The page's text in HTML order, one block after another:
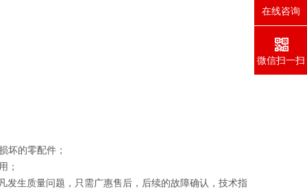
坏的零配件；
；
发生质量问题，只需广惠售后，后续的故障确认，技术指
在线咨询
微信扫一扫